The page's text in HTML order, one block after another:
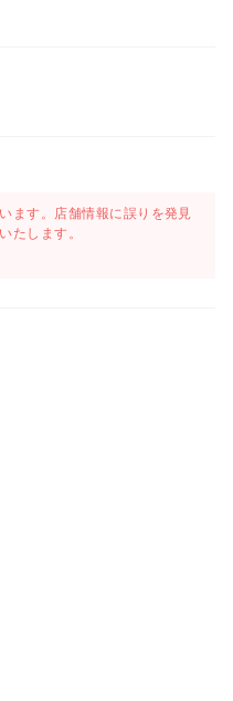
ます。店舗情報に誤りを発見
たします。